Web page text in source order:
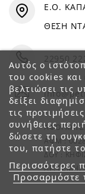
Αυτός ο
του cookies
βελτιώσει τις
δείξει
τις
συνήθειες
δώσετε τη
του, πατήστε
Περισσότερες
Προσαρμόστε
Ε.Ο.
ΘΕΣΗ
22950
ΑΦΟΙ
ΑΦΜ :
ΔΟΥ :
ΑΡ. ΓΕΜΗ: